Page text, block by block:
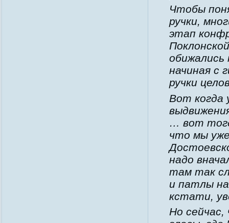
Чтобы
ручки,
этап
начиная с
ручки
Вот когда
… вот
что мы уже
надо
там так
и патлы
кстати,
Но сейчас,